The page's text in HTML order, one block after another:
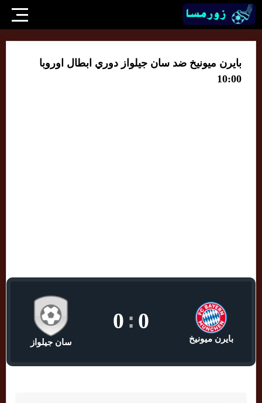
بايرن ميونيخ ضد سان جيلواز دوري ابطال اوروبا
10:00
بايرن ميونيخ
0
:
0
سان جيلواز